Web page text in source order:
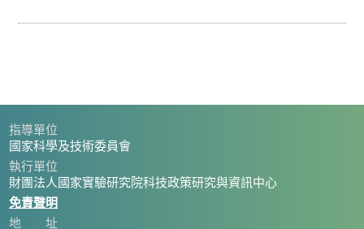
指導單位
國家科學及技術委員會
執行單位
財團法人國家實驗研究院科技政策研究與資訊中心
免責聲明
地 址